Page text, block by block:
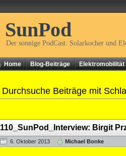
SunPod
Der sonnige PodCast: Solarkocher und
Home Blog-Beiträge Elektromobilität
Durchsuche Beiträge mit
110_SunPod_Interview: Birgit
6. Oktober 2013 Michael Bonke